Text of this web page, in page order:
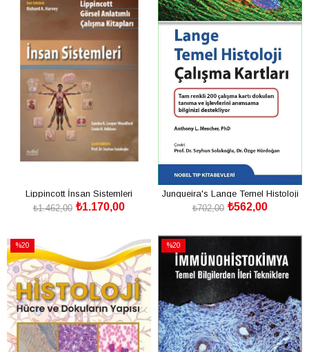
%20İndirim
Lippincott İnsan Sistemleri
₺1.170,00
₺1.462,00
%20İndirim
Junqueira's Lange Temel Histoloji
Çalışma Kartları
₺562,00
₺702,00
%20
İndirim
%20İndirim
%20
İndirim
%20İndirim